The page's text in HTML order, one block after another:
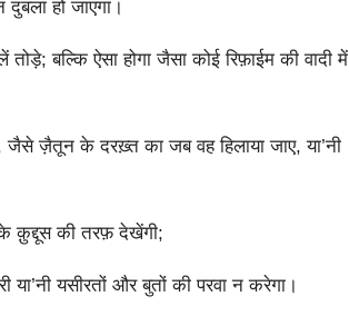
हो जाएगा।
बल्कि ऐसा होगा जैसा कोई रिफ़ाईम की वादी में
जैसे ज़ैतून के दरख़्त का जब वह हिलाया जाए, या’नी
क़ुद्दूस की तरफ़ देखेंगी;
यसीरतों और बुतों की परवा न करेगा।